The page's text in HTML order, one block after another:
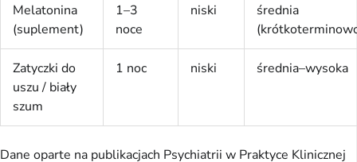
Melatonina
(suplement)
1–3
noce
niski
średnia
Zatyczki do
uszu / biały
szum
1 noc niski średnia–wysoka
Dane oparte na publikacjach Psychiatrii w Praktyce Klinicznej